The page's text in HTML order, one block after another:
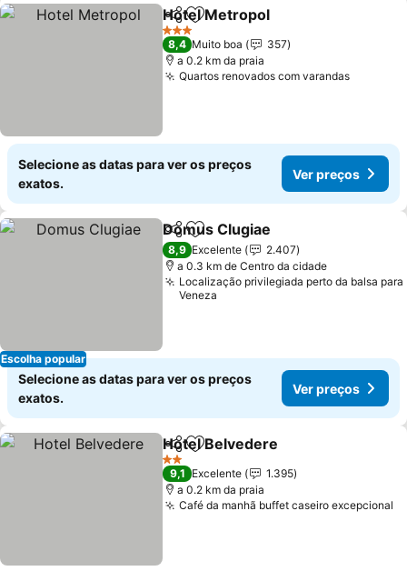
PartilharAdicionar aos favoritos
Hotel Metropol
3 Estrelas
8,4 Muito boa
357
a 0.2 km da praia
Quartos renovados com varandas
Selecione as datas para ver os preços
exatos.
Ver preços
Escolha popular
PartilharAdicionar aos favoritos
Domus Clugiae
8,9 Excelente
2.407
a 0.3 km de Centro da cidade
Localização privilegiada perto da balsa para
Veneza
Selecione as datas para ver os preços
exatos.
Ver preços
PartilharAdicionar aos favoritos
Hotel Belvedere
2 Estrelas
9,1 Excelente
1.395
a 0.2 km da praia
Café da manhã buffet caseiro excepcional